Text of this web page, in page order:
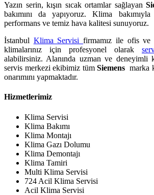
Yazın serin, kışın sıcak ortamlar sağlayan
bakımını da yapıyoruz. Klima
performans ve temiz hava kalitesi sunuyoruz.
İstanbul Klima Servisifirmamız ile ofis
klimalarınız için profesyonel olarak
alabilirsiniz. Alanında uzman ve deneyimli
servis merkezi ekibimiz tümSiemensmarka
onarımını yapmaktadır.
Hizmetlerimiz
Klima Servisi
Klima Bakımı
Klima Montajı
Klima Gazı Dolumu
Klima Demontajı
Klima Tamiri
Multi Klima Servisi
724 Acil Klima Servisi
Acil Klima Servisi